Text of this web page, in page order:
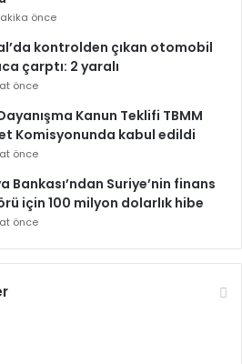
önce
kontrolden çıkan otomobil
çarptı: 2 yaralı
önce
Kanun Teklifi TBMM
Komisyonunda kabul edildi
önce
Bankası’ndan Suriye’nin finans
için 100 milyon dolarlık hibe
önce